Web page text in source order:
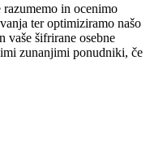
in ocenimo
ter optimiziramo našo
vaše šifrirane osebne
zunanjimi ponudniki, če